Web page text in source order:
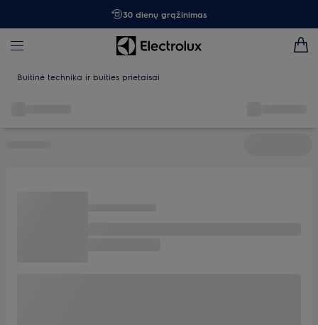
30 dienų grąžinimas
Buitinė technika ir buities prietaisai